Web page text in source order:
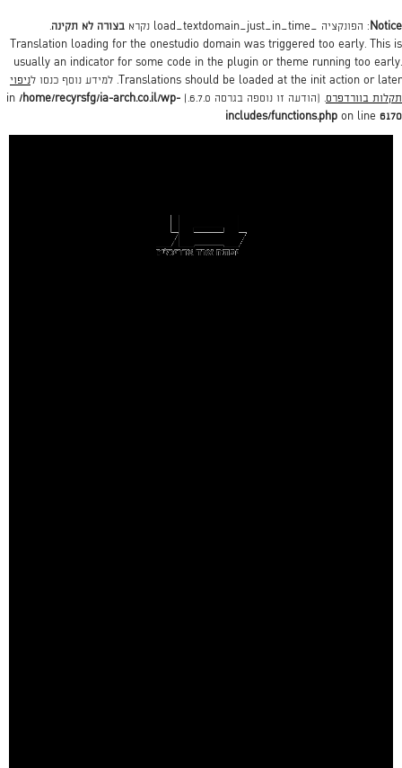
Notice : הפונקציה _load_textdomain_just_in_time נקרא בצורה לא תקינה.
Translation loading for the onestudio domain was triggered too early. This is
usually an indicator for some code in the plugin or theme running too early.
Translations should be loaded at the init action or later. למידע נוסף כנסו ל
ניפוי
תקלות בוורדפרס. (הודעה זו נוספה בגרסה 6.7.0.) in
/home/recyrsfg/ia-arch.co.il/wp-
includes/functions.php on line 6170